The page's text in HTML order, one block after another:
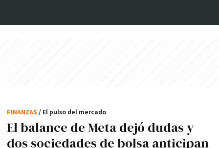
El balance de Meta dejó dudas y
dos sociedades de bolsa anticipan
FINANZAS / El pulso del mercado